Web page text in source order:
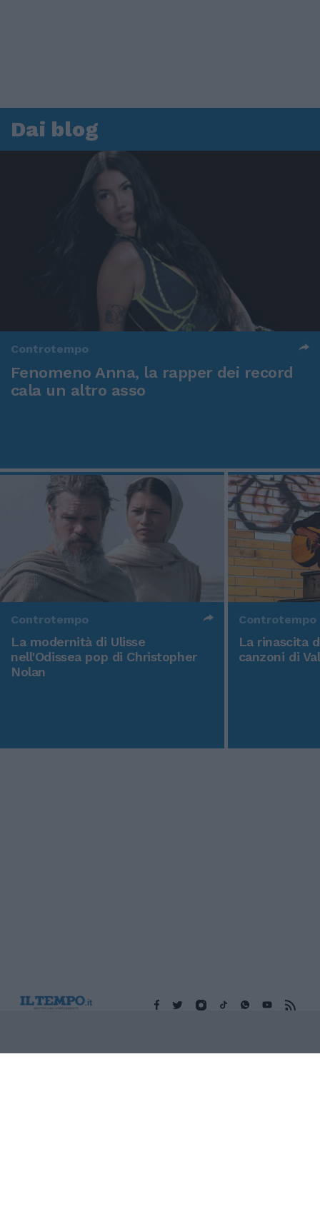
Dai blog
Controtempo
Fenomeno Anna, la rapper dei record
cala un altro asso
Controtempo
La modernità di Ulisse
nell'Odissea pop di Christopher
Nolan
Controtempo
La rinascita
canzoni di
Edicola digitale Il Tempo Shopping